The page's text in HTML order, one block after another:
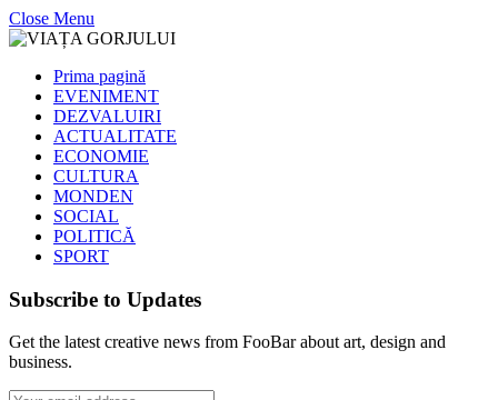
Close Menu
Prima pagină
EVENIMENT
DEZVALUIRI
ACTUALITATE
ECONOMIE
CULTURA
MONDEN
SOCIAL
POLITICĂ
SPORT
Subscribe to Updates
Get the latest creative news from FooBar about art, design and
business.